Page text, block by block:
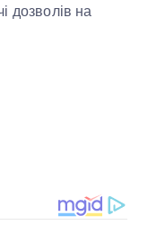
дозволів на